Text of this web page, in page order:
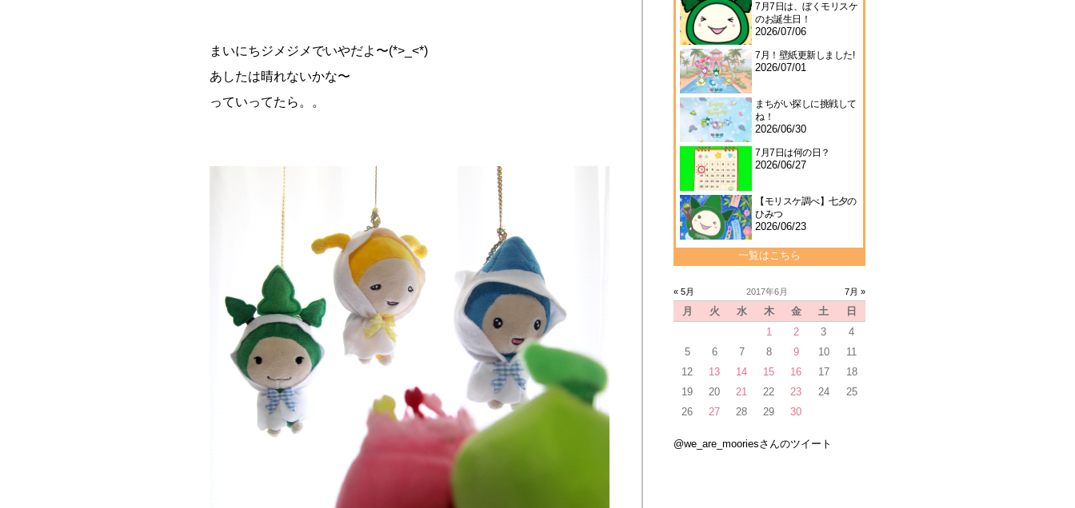
まいにちジメジメでいやだよ〜(*>_<*)
あしたは晴れないかな〜
っていってたら。。
7月7日は、ぼくモリスケ
のお誕生日！
2026/07/06
7月！壁紙更新しました!
2026/07/01
まちがい探しに挑戦して
ね！
2026/06/30
7月7日は何の日？
2026/06/27
【モリスケ調べ】七夕の
ひみつ
2026/06/23
一覧はこちら
« 5月 2017年6月 7月 »
月 火 水 木 金 土
日
1
2 3
4
5
6 7 8 9 10
11
12
13 14 15 16 17
18
19
20 21 22 23 24
25
26
27 28 29 30
@we_are_mooriesさんのツイート